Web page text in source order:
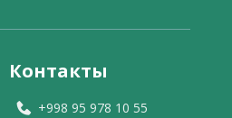
Контакты
+998 95 978 10 55